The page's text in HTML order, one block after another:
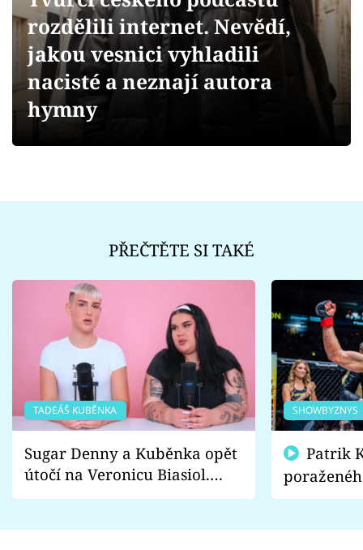
Videa
Sledujte prima+
rozdělili internet. Nevědí,
jakou vesnici vyhladili
nacisté a neznají autora
hymny
PŘEČTĚTE SI TAKÉ
TADEÁŠ KUBĚNKA
Sugar Denny a Kuběnka opět
útočí na Veronicu Biasiol.
Proč je podle nich falešná a
SHOWBYZNYS
fanoušci